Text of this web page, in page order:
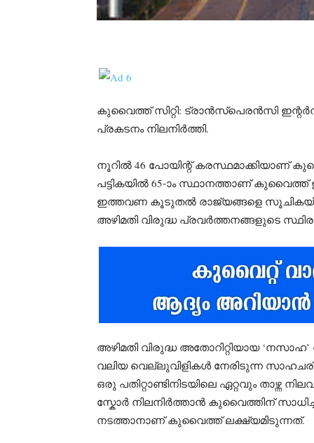
കുവൈത്ത് സിറ്റി: ട്രാൻസ്പെരൻസി
പ്രകടനം നിലനിർത്തി.
നൂറിൽ 46 പോയിന്റ് കരസ്ഥമാക്കിയാണ്
പട്ടികയിൽ 65-ാം സ്ഥാനത്താണ് കുവൈത്ത്
ഇത്തവണ കൂടുതൽ രാജ്യങ്ങളെ സൂചികയിൽ
അഴിമതി വിരുദ്ധ പ്രവർത്തനങ്ങളുടെ
അഴിമതി വിരുദ്ധ അതോറിറ്റിയായ
വലിയ വെല്ലുവിളികൾ നേരിടുന്ന
ഒരു പതിറ്റാണ്ടിനിടയിലെ ഏറ്റവും
സ്കോർ നിലനിർത്താൻ കുവൈത്തിന്
നടത്താനാണ് കുവൈത്ത് ലക്ഷ്യമിടുന്നത്.